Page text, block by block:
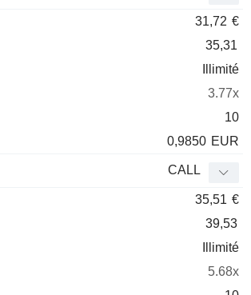
31,72 €
35,31
Illimité
3.77x
10
0,9850 EUR
CALL
35,51 €
39,53
Illimité
5.68x